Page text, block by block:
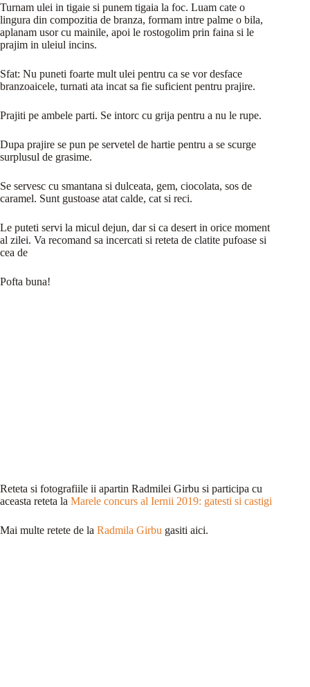
Turnam ulei in tigaie si punem tigaia la foc. Luam cate o
lingura din compozitia de branza, formam intre palme o bila,
aplanam usor cu mainile, apoi le rostogolim prin faina si le
prajim in uleiul incins.
Sfat: Nu puneti foarte mult ulei pentru ca se vor desface
branzoaicele, turnati ata incat sa fie suficient pentru prajire.
Prajiti pe ambele parti. Se intorc cu grija pentru a nu le rupe.
Dupa prajire se pun pe servetel de hartie pentru a se scurge
surplusul de grasime.
Se servesc cu smantana si dulceata, gem, ciocolata, sos de
caramel. Sunt gustoase atat calde, cat si reci.
Le puteti servi la micul dejun, dar si ca desert in orice moment
al zilei. Va recomand sa incercati si reteta de clatite pufoase si
cea de
Pofta buna!
Reteta si fotografiile ii apartin Radmilei Girbu si participa cu
aceasta reteta la Marele concurs al Iernii 2019: gatesti si castigi
Mai multe retete de la Radmila Girbu gasiti aici.